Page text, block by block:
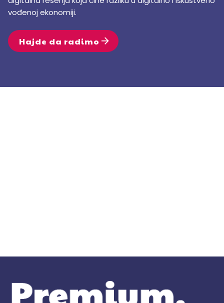
vođenoj ekonomiji.
Hajde da radimo